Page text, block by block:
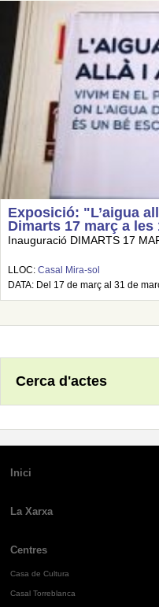
Exposició: "L’aigua
Dimarts 17 març a les
Inauguració DIMARTS 17
LLOC: Casal Mira-sol
DATA: Del 17 de març al 31 de
Cerca d'actes
Inici
La Xarxa
Centres
Casa de Cultura
Casal Torreblanca